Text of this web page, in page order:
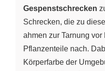
Gespenstschrecken
Schrecken, die zu
ahmen zur Tarnung vor
Pflanzenteile nach.
Körperfarbe der